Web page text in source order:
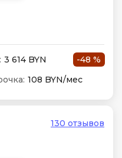
3 614 BYN
-48 %
108 BYN/мес
130 отзывов